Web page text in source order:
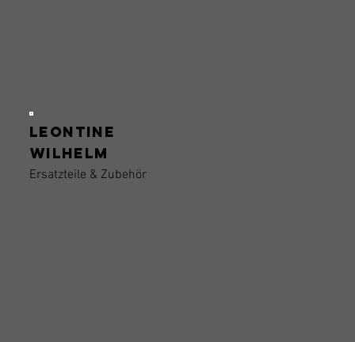
Leontine
Wilhelm
Ersatzteile & Zubehör